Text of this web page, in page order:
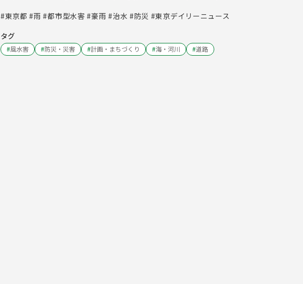
#東京都 #雨 #都市型水害 #豪雨 #治水 #防災 #東京デイリーニュース
タグ
#風水害 #防災・災害 #計画・まちづくり #海・河川 #道路